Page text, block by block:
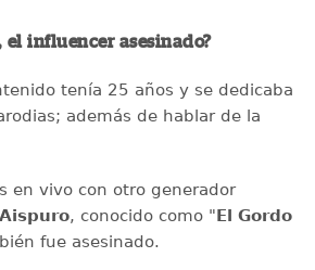
el influencer asesinado?
tenía 25 años y se dedicaba
además de hablar de la
en vivo con otro generador
, conocido como "El Gordo
fue asesinado.